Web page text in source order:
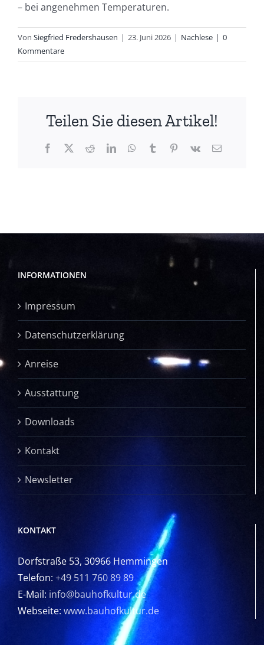
– bei angenehmen Temperaturen.
Von Siegfried Fredershausen | 23. Juni 2026 | Nachlese | 0
Kommentare
Teilen Sie diesen Artikel!
Facebook
X RedditLinkedInWhatsApp
TumblrPinterest
Vk
E-
INFORMATIONEN
Impressum
Datenschutzerklärung
Anreise
Ausstattung
Downloads
Kontakt
Newsletter
KONTAKT
Dorfstraße 53, 30966 Hemmingen
Telefon: +49 511 760 89 89
E-Mail: info@bauhofkultur.de
Webseite: www.bauhofkultur.de